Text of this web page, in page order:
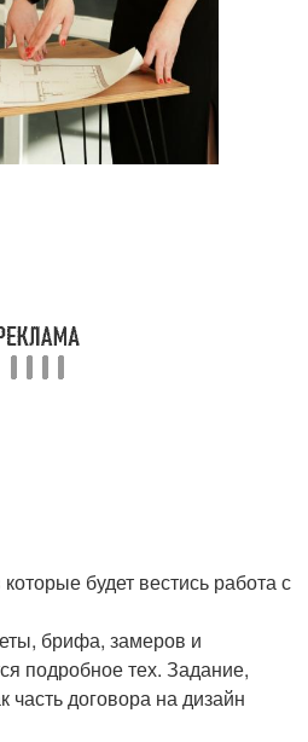
будет вестись работа с
брифа, замеров и
подробное тех. Задание,
часть договора на дизайн